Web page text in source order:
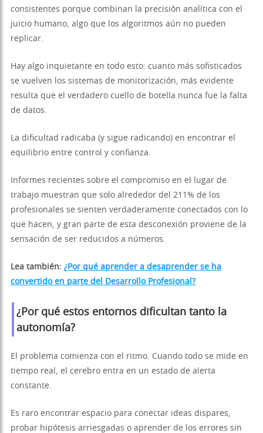
consistentes porque combinan la precisión analítica con el
juicio humano, algo que los algoritmos aún no pueden
replicar.
Hay algo inquietante en todo esto: cuanto más sofisticados
se vuelven los sistemas de monitorización, más evidente
resulta que el verdadero cuello de botella nunca fue la falta
de datos.
La dificultad radicaba (y sigue radicando) en encontrar el
equilibrio entre control y confianza.
Informes recientes sobre el compromiso en el lugar de
trabajo muestran que solo alrededor del 211% de los
profesionales se sienten verdaderamente conectados con lo
que hacen, y gran parte de esta desconexión proviene de la
sensación de ser reducidos a números.
Lea también: ¿Por qué aprender a desaprender se ha
convertido en parte del Desarrollo Profesional?
¿Por qué estos entornos dificultan tanto la
autonomía?
El problema comienza con el ritmo. Cuando todo se mide en
tiempo real, el cerebro entra en un estado de alerta
constante.
Es raro encontrar espacio para conectar ideas dispares,
probar hipótesis arriesgadas o aprender de los errores sin